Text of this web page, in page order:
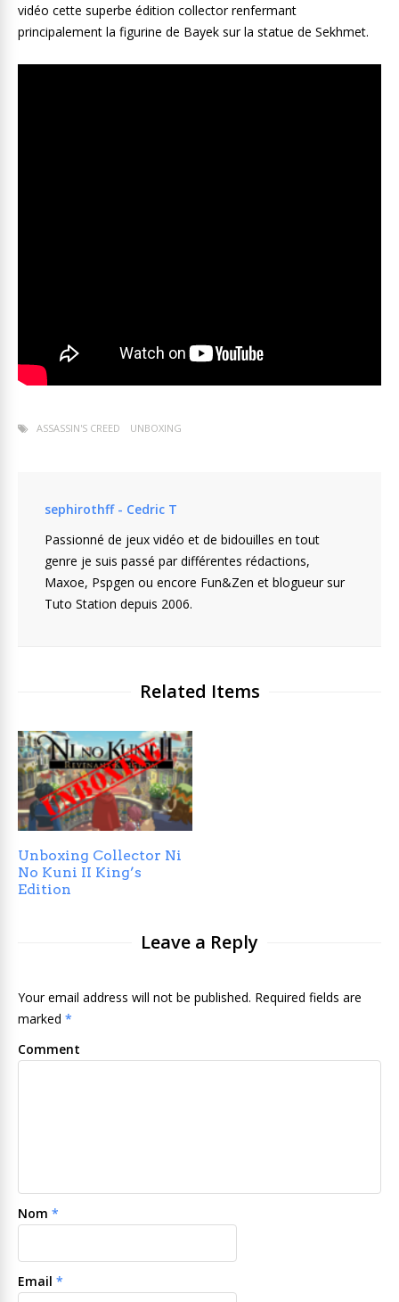
vidéo cette superbe édition collector renfermant
principalement la figurine de Bayek sur la statue de Sekhmet.
ASSASSIN'S CREED UNBOXING
sephirothff - Cedric T
Passionné de jeux vidéo et de bidouilles en tout
genre je suis passé par différentes rédactions,
Maxoe, Pspgen ou encore Fun&Zen et blogueur sur
Tuto Station depuis 2006.
Related Items
Unboxing Collector Ni
No Kuni II King’s
Edition
Leave a Reply
Your email address will not be published. Required fields are
marked *
Comment
Nom *
Email *